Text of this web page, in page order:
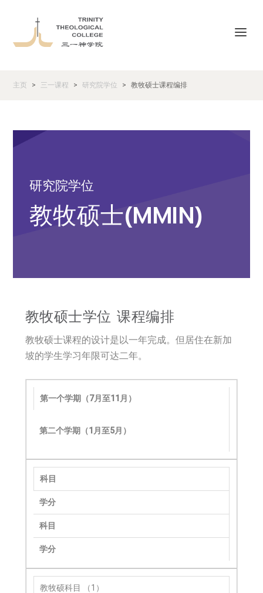
主页 > 三一课程 > 研究院学位 > 教牧硕士课程编排
研究院学位
教牧硕士(MMIN)
教牧硕士学位 课程编排
教牧硕士课程的设计是以一年完成。但居住在新加
坡的学生学习年限可达二年。
第一个学期（7月至11月）
第二个学期（1月至5月）
科目
学分
科目
学分
教牧硕科目 （1）